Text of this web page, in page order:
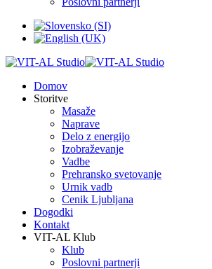
Domov
Storitve
Masaže
Naprave
Delo z energijo
Izobraževanje
Vadbe
Prehransko svetovanje
Urnik vadb
Cenik Ljubljana
Dogodki
Kontakt
VIT-AL Klub
Klub
Poslovni partnerji